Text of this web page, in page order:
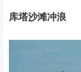
库塔沙滩冲浪